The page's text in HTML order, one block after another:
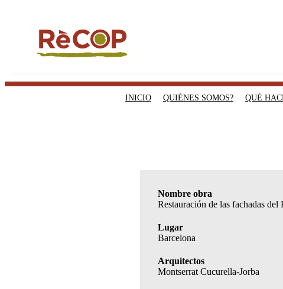
INICIO QUIÉNES SOMOS? QUÉ
Nombre obra
Restauración de las fachadas
Lugar
Barcelona
Arquitectos
Montserrat Cucurella-Jorba